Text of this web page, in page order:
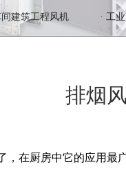
间建筑工程风机 · 工
排烟
，在厨房中它的应用